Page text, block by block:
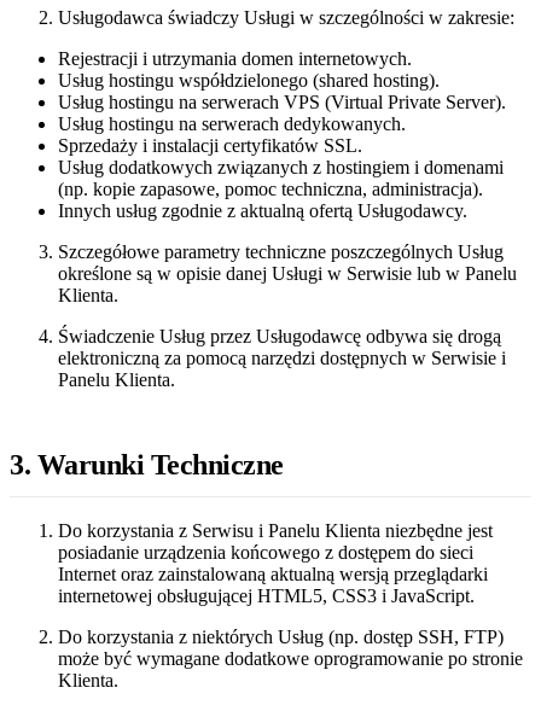
Usługodawca świadczy Usługi w szczególności w zakresie:
Rejestracji i utrzymania domen internetowych.
Usług hostingu współdzielonego (shared hosting).
Usług hostingu na serwerach VPS (Virtual Private Server).
Usług hostingu na serwerach dedykowanych.
Sprzedaży i instalacji certyfikatów SSL.
Usług dodatkowych związanych z hostingiem i domenami
(np. kopie zapasowe, pomoc techniczna, administracja).
Innych usług zgodnie z aktualną ofertą Usługodawcy.
Szczegółowe parametry techniczne poszczególnych Usług
określone są w opisie danej Usługi w Serwisie lub w Panelu
Klienta.
Świadczenie Usług przez Usługodawcę odbywa się drogą
elektroniczną za pomocą narzędzi dostępnych w Serwisie i
Panelu Klienta.
3. Warunki Techniczne
Do korzystania z Serwisu i Panelu Klienta niezbędne jest
posiadanie urządzenia końcowego z dostępem do sieci
Internet oraz zainstalowaną aktualną wersją przeglądarki
internetowej obsługującej HTML5, CSS3 i JavaScript.
Do korzystania z niektórych Usług (np. dostęp SSH, FTP)
może być wymagane dodatkowe oprogramowanie po stronie
Klienta.